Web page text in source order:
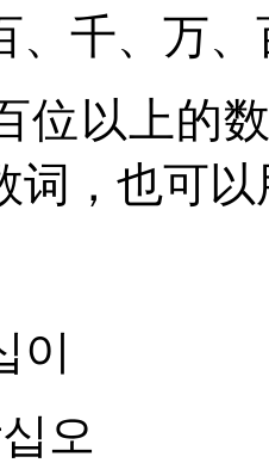
、千、万
位以上的
词，也可
이
오